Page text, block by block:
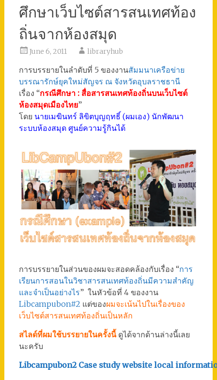
ศึกษาเว็บไซต์สารสนเทศท้อง
ถิ่นจากห้องสมุด
June 6, 2011 libraryhub
การบรรยายในลำดับที่ 5 ของงานสัมมนาเครือข่าย
บรรณารักษ์ยุคใหม่สัญจร ณ จังหวัดอุบลราชธานี
เรื่อง “กรณีศึกษา : สื่อสารสนเทศท้องถิ่นบนเว็บไซต์
ห้องสมุดเมืองไทย”
โดย นายเมฆินทร์ ลิขิตบุญฤทธิ์ (ผมเอง) นักพัฒนา
ระบบห้องสมุด ศูนย์ความรู้กินได้
การบรรยายในส่วนของผมจะสอดคล้องกับเรื่อง “การ
เรียนการสอนในวิชาสารสนเทศท้องถิ่นมีความสำคัญ
และจำเป็นอย่างไร” ในหัวข้อที่ 4 ของงาน
Libcampubon#2 แต่ของผมจะเน้นไปในเรื่องของ
เว็บไซต์สารสนเทศท้องถิ่นเป็นหลัก
สไลด์ที่ผมใช้บรรยายในครั้งนี้ ดูได้จากด้านล่างนี้เลย
นะครับ
Libcampubon2 Case study website local